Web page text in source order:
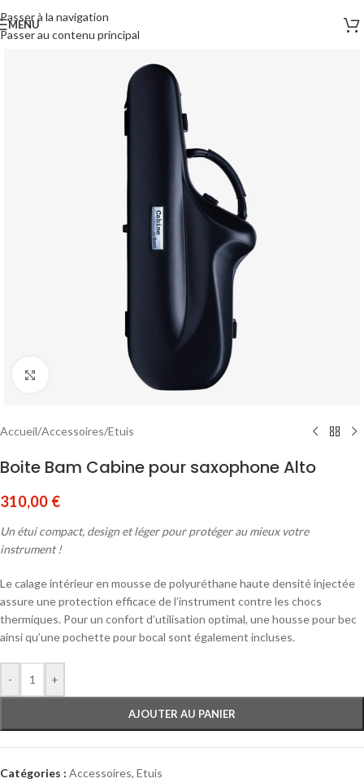
Passer à la navigation
Passer au contenu principal
MENU
Cliquez pour agrandir
Accueil/Accessoires/Etuis
Boite Bam Cabine pour saxophone Alto
310,00 €
Un étui compact, design et léger pour protéger au mieux votre
instrument !
Le calage intérieur en mousse de polyuréthane haute densité injectée
assure une protection efficace de l’instrument contre les chocs
thermiques. Pour un confort d’utilisation optimal, une housse pour bec
ainsi qu’une pochette pour bocal sont également incluses.
- +
AJOUTER AU PANIER
Catégories : Accessoires, Etuis